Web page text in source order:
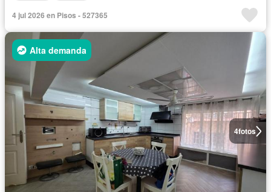
4 jul 2026 en Pisos - 527365
4fotos
Alta demanda